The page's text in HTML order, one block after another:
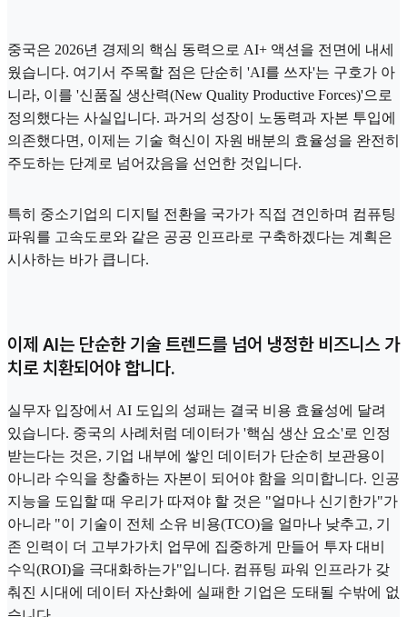
중국은 2026년 경제의 핵심 동력으로 AI+ 액션을 전면에 내세
웠습니다. 여기서 주목할 점은 단순히 'AI를 쓰자'는 구호가 아
니라, 이를 '신품질 생산력(New Quality Productive Forces)'으로
정의했다는 사실입니다. 과거의 성장이 노동력과 자본 투입에
의존했다면, 이제는 기술 혁신이 자원 배분의 효율성을 완전히
주도하는 단계로 넘어갔음을 선언한 것입니다.
특히 중소기업의 디지털 전환을 국가가 직접 견인하며 컴퓨팅
파워를 고속도로와 같은 공공 인프라로 구축하겠다는 계획은
시사하는 바가 큽니다.
이제 AI는 단순한 기술 트렌드를 넘어 냉정한 비즈니스 가
치로 치환되어야 합니다.
실무자 입장에서 AI 도입의 성패는 결국 비용 효율성에 달려
있습니다. 중국의 사례처럼 데이터가 '핵심 생산 요소'로 인정
받는다는 것은, 기업 내부에 쌓인 데이터가 단순히 보관용이
아니라 수익을 창출하는 자본이 되어야 함을 의미합니다. 인공
지능을 도입할 때 우리가 따져야 할 것은 "얼마나 신기한가"가
아니라 "이 기술이 전체 소유 비용(TCO)을 얼마나 낮추고, 기
존 인력이 더 고부가가치 업무에 집중하게 만들어 투자 대비
수익(ROI)을 극대화하는가"입니다. 컴퓨팅 파워 인프라가 갖
춰진 시대에 데이터 자산화에 실패한 기업은 도태될 수밖에 없